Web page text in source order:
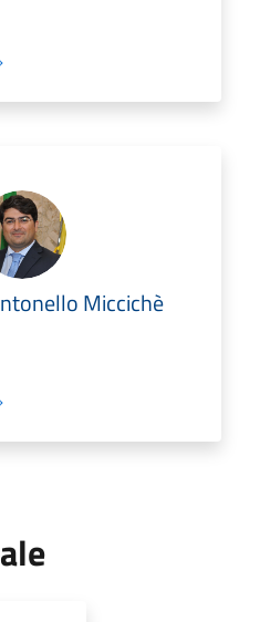
Miccichè